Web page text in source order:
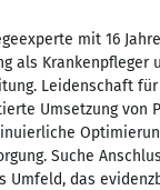
mit 16
als Krankenpfleger
Leidenschaft
Umsetzung von
Suche
Umfeld, das